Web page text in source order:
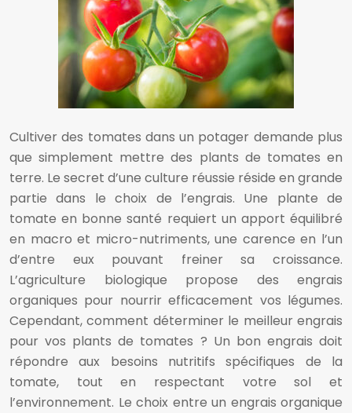
Cultiver des tomates dans un potager demande plus
que simplement mettre des plants de tomates en
terre. Le secret d’une culture réussie réside en grande
partie dans le choix de l’engrais. Une plante de
tomate en bonne santé requiert un apport équilibré
en macro et micro-nutriments, une carence en l’un
d’entre eux pouvant freiner sa croissance.
L’agriculture biologique propose des engrais
organiques pour nourrir efficacement vos légumes.
Cependant, comment déterminer le meilleur engrais
pour vos plants de tomates ? Un bon engrais doit
répondre aux besoins nutritifs spécifiques de la
tomate, tout en respectant votre sol et
l’environnement. Le choix entre un engrais organique